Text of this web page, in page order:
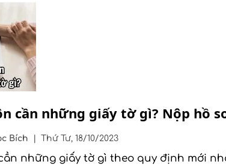
cần những giấy tờ gì? Nộp hồ
Bích Thứ Tư, 18/10/2023
những giấy tờ gì theo quy định mới